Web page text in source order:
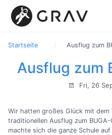
Startseite Ausflug zum
Ausflug zum
Fri, 26
Wir hatten großes Glück mit dem
traditionellen Ausflug zum
machte sich die ganze Schule